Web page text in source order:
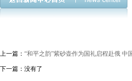
上一篇： “和平之韵”紫砂壶作为国礼启程赴俄
下一篇：没有了